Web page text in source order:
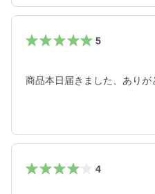
5
商品本日届きました、ありが
4